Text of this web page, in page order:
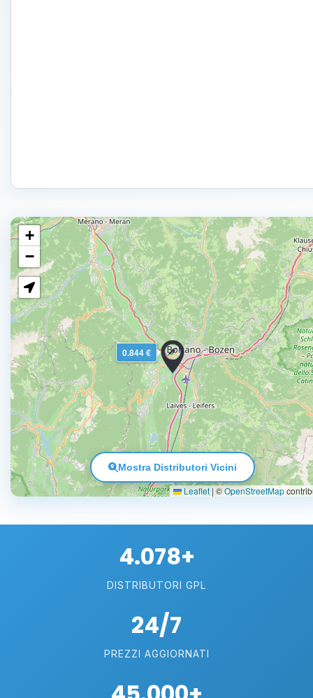
0.844 €
+
−
Leaflet | ©OpenStreetMap
Mostra Distributori Vicini
4.078+
DISTRIBUTORI GPL
24/7
PREZZI AGGIORNATI